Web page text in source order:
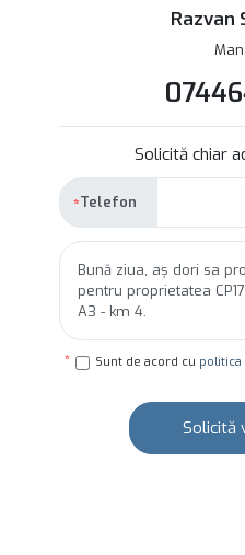
Razvan
Solicită chiar
Telefon
Sunt de acord cu
Solicită